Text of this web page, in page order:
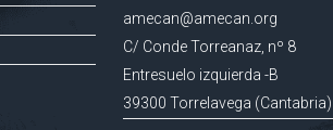
amecan@amecan.org
C/ Conde Torreanaz, nº 8
Entresuelo izquierda -B
39300 Torrelavega (Cantabria)